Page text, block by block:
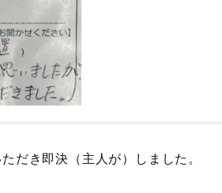
だき即決（主人が）しました。